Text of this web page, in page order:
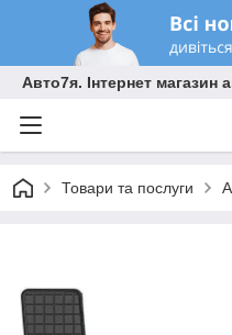
Авто7я. Інтернет магазин
Товари та послуги